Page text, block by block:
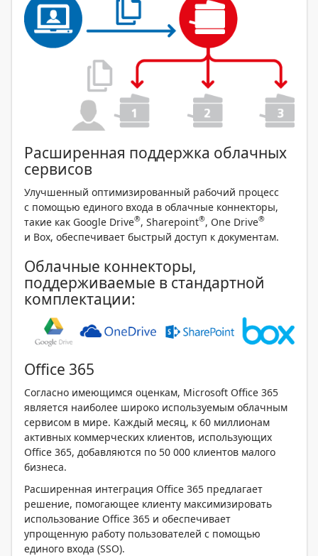
Расширенная поддержка облачных
сервисов
Улучшенный оптимизированный рабочий процесс
с помощью единого входа в облачные коннекторы,
такие как Google Drive®, Sharepoint®, One Drive®
и Box, обеспечивает быстрый доступ к документам.
Облачные коннекторы,
поддерживаемые в стандартной
комплектации:
Office 365
Согласно имеющимся оценкам, Microsoft Office 365
является наиболее широко используемым облачным
сервисом в мире. Каждый месяц, к 60 миллионам
активных коммерческих клиентов, использующих
Office 365, добавляются по 50 000 клиентов малого
бизнеса.
Расширенная интеграция Office 365 предлагает
решение, помогающее клиенту максимизировать
использование Office 365 и обеспечивает
упрощенную работу пользователей с помощью
единого входа (SSO).